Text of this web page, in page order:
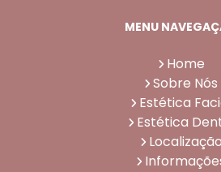
MENU
Home
Sobre Nós
Estética
Estética
Localização